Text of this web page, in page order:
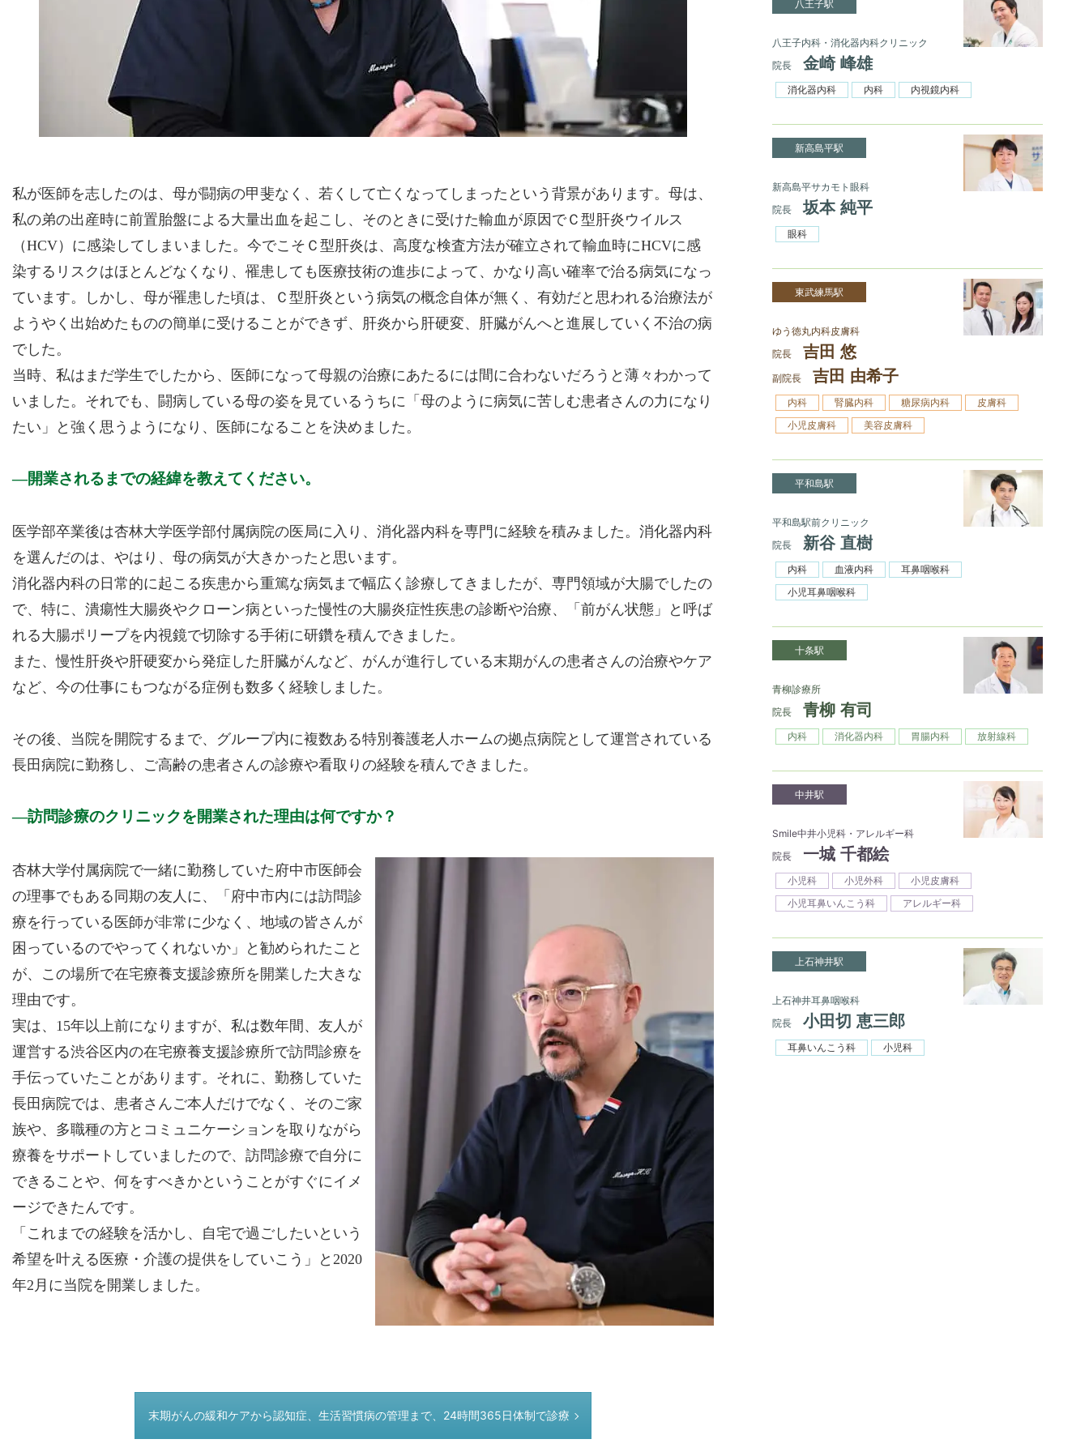
私が医師を志したのは、母が闘病の甲斐なく、若くして亡くなってしまったという背景があります。母は、
私の弟の出産時に前置胎盤による大量出血を起こし、そのときに受けた輸血が原因でＣ型肝炎ウイルス
（HCV）に感染してしまいました。今でこそＣ型肝炎は、高度な検査方法が確立されて輸血時にHCVに感
染するリスクはほとんどなくなり、罹患しても医療技術の進歩によって、かなり高い確率で治る病気になっ
ています。しかし、母が罹患した頃は、Ｃ型肝炎という病気の概念自体が無く、有効だと思われる治療法が
ようやく出始めたものの簡単に受けることができず、肝炎から肝硬変、肝臓がんへと進展していく不治の病
でした。
当時、私はまだ学生でしたから、医師になって母親の治療にあたるには間に合わないだろうと薄々わかって
いました。それでも、闘病している母の姿を見ているうちに「母のように病気に苦しむ患者さんの力になり
たい」と強く思うようになり、医師になることを決めました。
開業されるまでの経緯を教えてください。
医学部卒業後は杏林大学医学部付属病院の医局に入り、消化器内科を専門に経験を積みました。消化器内科
を選んだのは、やはり、母の病気が大きかったと思います。
消化器内科の日常的に起こる疾患から重篤な病気まで幅広く診療してきましたが、専門領域が大腸でしたの
で、特に、潰瘍性大腸炎やクローン病といった慢性の大腸炎症性疾患の診断や治療、「前がん状態」と呼ば
れる大腸ポリープを内視鏡で切除する手術に研鑽を積んできました。
また、慢性肝炎や肝硬変から発症した肝臓がんなど、がんが進行している末期がんの患者さんの治療やケア
など、今の仕事にもつながる症例も数多く経験しました。
その後、当院を開院するまで、グループ内に複数ある特別養護老人ホームの拠点病院として運営されている
長田病院に勤務し、ご高齢の患者さんの診療や看取りの経験を積んできました。
訪問診療のクリニックを開業された理由は何ですか？
杏林大学付属病院で一緒に勤務していた府中市医師会
の理事でもある同期の友人に、「府中市内には訪問診
療を行っている医師が非常に少なく、地域の皆さんが
困っているのでやってくれないか」と勧められたこと
が、この場所で在宅療養支援診療所を開業した大きな
理由です。
実は、15年以上前になりますが、私は数年間、友人が
運営する渋谷区内の在宅療養支援診療所で訪問診療を
手伝っていたことがあります。それに、勤務していた
長田病院では、患者さんご本人だけでなく、そのご家
族や、多職種の方とコミュニケーションを取りながら
療養をサポートしていましたので、訪問診療で自分に
できることや、何をすべきかということがすぐにイメ
ージできたんです。
「これまでの経験を活かし、自宅で過ごしたいという
希望を叶える医療・介護の提供をしていこう」と2020
年2月に当院を開業しました。
つぎのページ末期がんの緩和ケアから認知症、生活習慣病の管理まで、24時間365日体制で診療
八王子駅
八王子内科・消化器内科クリニック
院長
金崎 峰雄
消化器内科 内科 内視鏡内科
新高島平駅
新高島平サカモト眼科
院長
坂本 純平
眼科
東武練馬駅
ゆう徳丸内科皮膚科
院長
吉田 悠
副院長 吉田 由希子
内科 腎臓内科 糖尿病内科
皮膚科
小児皮膚科
美容皮膚科
平和島駅
平和島駅前クリニック
院長
新谷 直樹
内科 血液内科
耳鼻咽喉科
小児耳鼻咽喉科
十条駅
青柳診療所
院長
青柳 有司
内科 消化器内科 胃腸内科 放射線科
中井駅
Smile中井小児科・アレルギー科
院長
一城 千都絵
小児科 小児外科
小児皮膚科
小児耳鼻いんこう科
アレルギー科
上石神井駅
上石神井耳鼻咽喉科
院長
小田切 恵三郎
耳鼻いんこう科 小児科